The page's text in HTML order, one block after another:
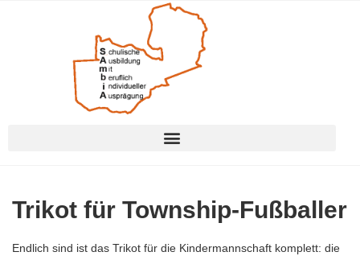
Trikot für Township-Fußballer
Endlich sind ist das Trikot für die Kindermannschaft komplett: die